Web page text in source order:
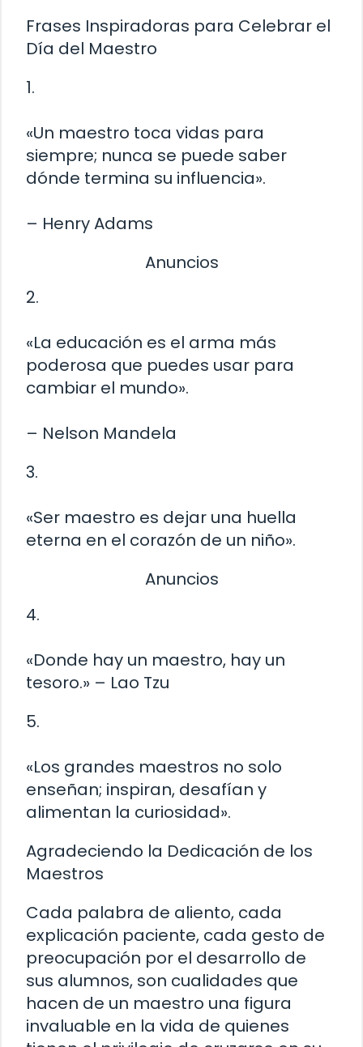
Frases Inspiradoras para Celebrar el
Día del Maestro
1.
«Un maestro toca vidas para
siempre; nunca se puede saber
dónde termina su influencia».
– Henry Adams
Anuncios
2.
«La educación es el arma más
poderosa que puedes usar para
cambiar el mundo».
– Nelson Mandela
3.
«Ser maestro es dejar una huella
eterna en el corazón de un niño».
Anuncios
4.
«Donde hay un maestro, hay un
tesoro.» – Lao Tzu
5.
«Los grandes maestros no solo
enseñan; inspiran, desafían y
alimentan la curiosidad».
Agradeciendo la Dedicación de los
Maestros
Cada palabra de aliento, cada
explicación paciente, cada gesto de
preocupación por el desarrollo de
sus alumnos, son cualidades que
hacen de un maestro una figura
invaluable en la vida de quienes